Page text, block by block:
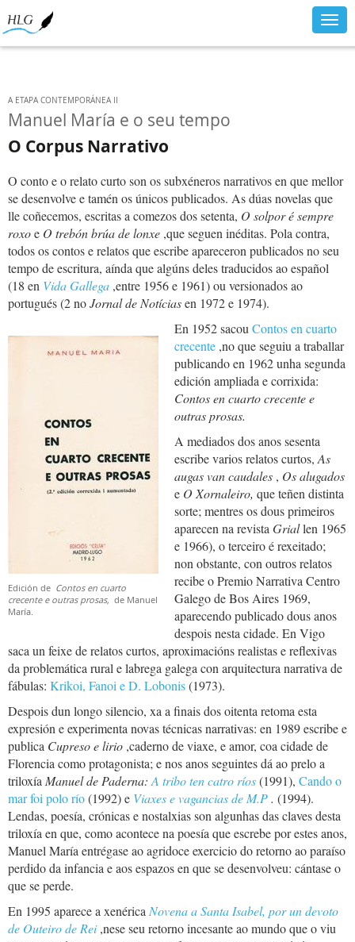
A ETAPA CONTEMPORÁNEA II
Manuel María e o seu tempo
O Corpus Narrativo
O conto e o relato curto son os subxéneros narrativos en que mellor
se desenvolve e tamén os únicos publicados. As dúas novelas que
lle coñecemos, escritas a comezos dos setenta, Osolpor é sempre
roxoe Otrebón brúa de lonxe ,que seguen inéditas. Pola contra,
todos os contos e relatos que escribe apareceron publicados no seu
tempo de escritura, aínda que algúns deles traducidos ao español
(18 en Vida Gallega ,entre 1956 e 1961) ou versionados ao
portugués (2 noJornal de Notíciasen 1972 e 1974).
Edición de Contos en cuarto
crecente e outras prosas, de Manuel
María.
En 1952 sacou Contos en cuarto
crecente ,no que seguiu a traballar
publicando en 1962 unha segunda
edición ampliada e corrixida:
Contos en cuarto crecente e
outras prosas.
A mediados dos anos sesenta
escribe varios relatos curtos, As
augas van caudales , Os alugados
e O Xornaleiro, que teñen distinta
sorte; mentres os dous primeiros
aparecen na revista Griallen 1965
e 1966), o terceiro é rexeitado;
non obstante, con outros relatos
recibe o Premio Narrativa Centro
Galego de Bos Aires 1969,
aparecendo publicado dous anos
despois nesta cidade. En Vigo
saca un feixe de relatos curtos, aproximacións realistas e reflexivas
da problemática rural e labrega galega con arquitectura narrativa de
fábulas: Krikoi, Fanoi e D. Lobonis(1973).
Despois dun longo silencio, xa a finais dos oitenta retoma esta
expresión e experimenta novas técnicas narrativas: en 1989 escribe e
publica Cupreso e lirio ,caderno de viaxe, e amor, coa cidade de
Florencia como protagonista; e nos anos seguintes dá ao prelo a
triloxía Manuel de Paderna: A tribo ten catro ríos(1991), Cando o
mar foi polo río(1992) e Viaxes e vagancias de M.P. (1994).
Lendas, poesía, crónicas e nostalxias son algunhas das claves desta
triloxía en que, como acontece na poesía que escrebe por estes anos,
Manuel María entrégase ao agridoce exercicio do retorno ao paraíso
perdido da infancia e aos espazos en que se desenvolveu: cántase o
que se perde.
En 1995 aparece a xenérica Novena a Santa Isabel, por un devoto
de Outeiro de Rei ,nese seu retorno incesante ao mundo que o viu